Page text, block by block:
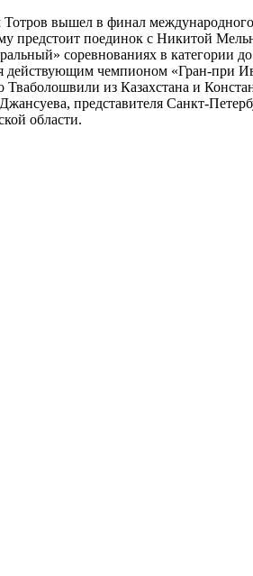
вышел в финал международного
предстоит поединок с Никитой
соревнованиях в категории
действующим чемпионом «Гран-при
из Казахстана и
представителя Санкт-
области.